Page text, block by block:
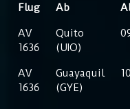
Flug Ab
AV
1636
Quito
(UIO)
AV
1636
Guayaquil
(GYE)